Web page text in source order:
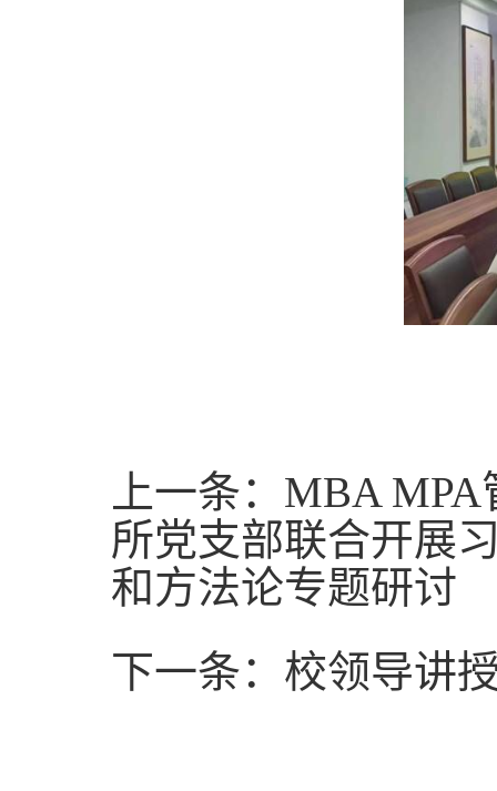
上一条：MBA
所党支部联合开展
和方法论专题研讨
下一条：校领导讲